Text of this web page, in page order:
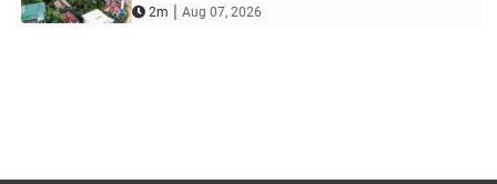
2m | Aug 07, 2026